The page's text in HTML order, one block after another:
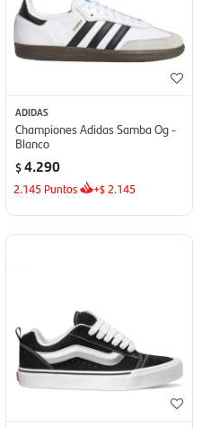
ADIDAS
Championes Adidas Samba Og -
Blanco
$4.290
2.145 Puntos +$ 2.145